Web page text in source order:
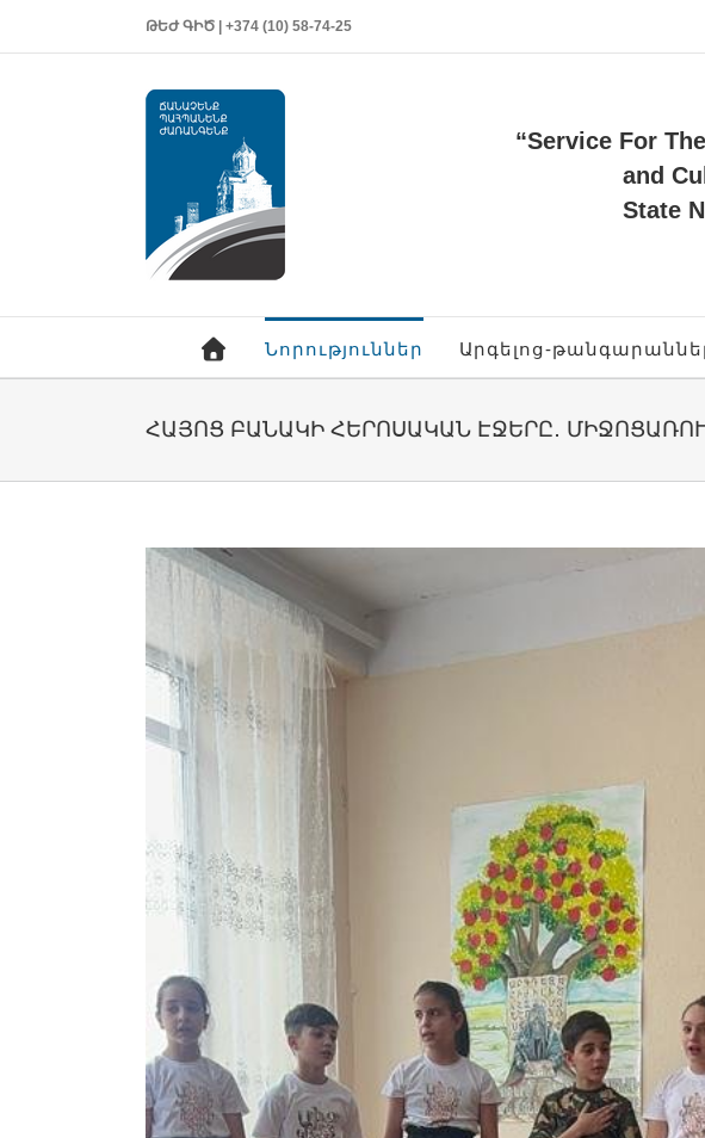
ԹԵԺ ԳԻԾ | +374 (10) 58-74-25
“Service For
and
State
Նորություններ Արգելոց-
ՀԱՅՈՑ ԲԱՆԱԿԻ ՀԵՐՈՍԱԿԱՆ ԷՋԵՐԸ․
View
Larger